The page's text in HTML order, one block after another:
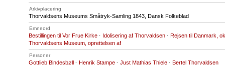
Arkivplacering
Thorvaldsens Museums Småtryk-Samling 1843, Dansk Folkeblad
Emneord
Bestillingen til Vor Frue Kirke · Idolisering af Thorvaldsen · Rejsen til Danmark,
Thorvaldsens Museum, oprettelsen af
Personer
Gottlieb Bindesbøll · Henrik Stampe · Just Mathias Thiele · Bertel Thorvaldsen